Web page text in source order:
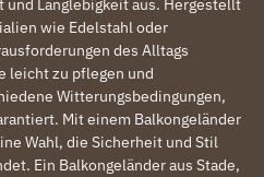
Langlebigkeit aus. Hergestellt
wie Edelstahl oder
des Alltags
leicht zu pflegen und
Witterungsbedingungen,
Mit einem Balkongeländer
Wahl, die Sicherheit und Stil
Ein Balkongeländer aus Stade,